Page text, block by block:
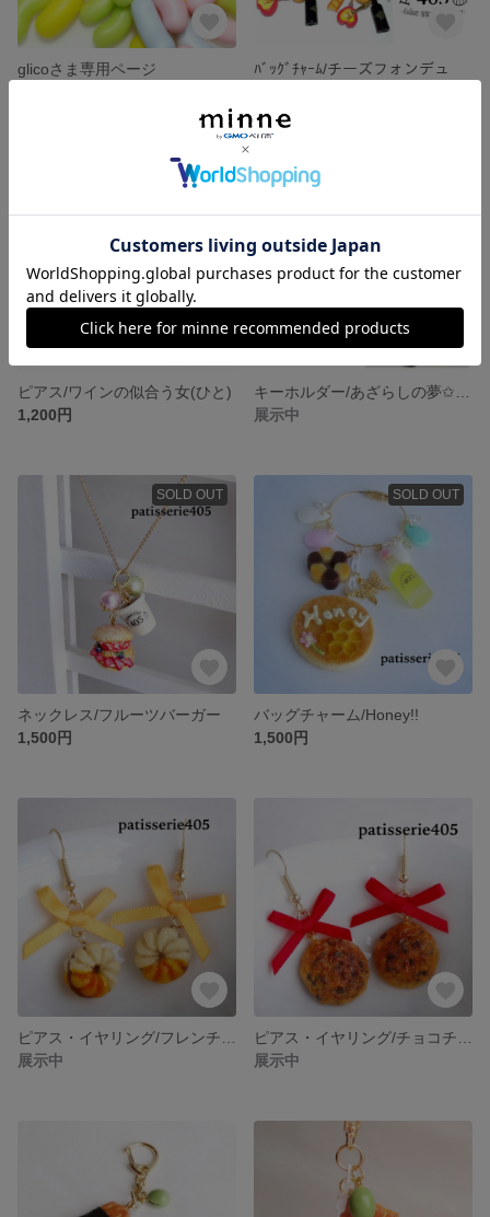
glicoさま専用ページ
ﾊﾞｯｸﾞﾁｬｰﾑ/チーズフォンデュ
SOLD OUT
ピアス/ワインの似合う女(ひと)
1,200円
展示中
SOLD OUT
ネックレス/フルーツバーガー
1,500円
SOLD OUT
バッグチャーム/Honey!!
1,500円
展示中
展示中